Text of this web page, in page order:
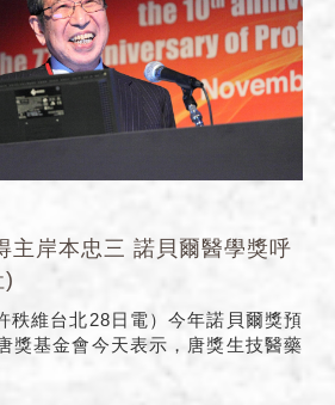
主岸本忠三 諾貝爾醫學獎呼
)
秩維台北28日電）今年諾貝爾獎預
獎基金會今天表示，唐獎生技醫藥